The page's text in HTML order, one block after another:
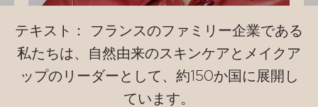
テキスト： フランスのファミリー企業である
私たちは、自然由来のスキンケアとメイクア
ップのリーダーとして、約150か国に展開し
ています。